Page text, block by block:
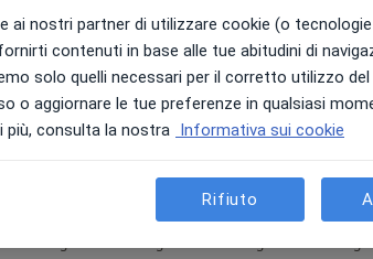
Chiedi di attivare le prenotazioni online
Domani Lun, Mar,
ai nostri partner di utilizzare cookie (o
contenuti in base alle tue abitudini di
solo quelli necessari per il corretto utilizzo
o aggiornare le tue preferenze in qualsiasi
più, consulta la nostra Informativa sui cookie
Rifiuto